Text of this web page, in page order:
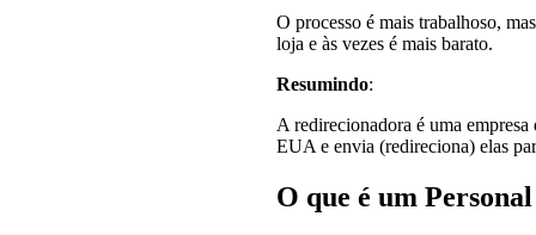
O processo é mais trabalhoso,
loja e às vezes é mais barato.
Resumindo:
A redirecionadora é uma
EUA e envia (redireciona) elas
O que é um